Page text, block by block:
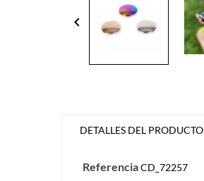
keyboard_arrow_left
DETALLES DEL PRODUCTO
ReferenciaCD_72257